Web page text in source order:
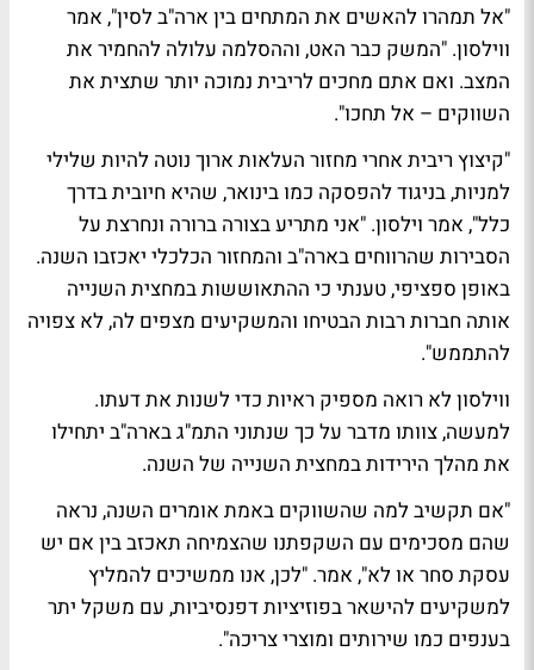
"אל תמהרו להאשים את המתחים בין ארה"ב לסין", אמר
ווילסון. "המשק כבר האט, וההסלמה עלולה להחמיר את
המצב. ואם אתם מחכים לריבית נמוכה יותר שתצית את
השווקים – אל תחכו".
"קיצוץ ריבית אחרי מחזור העלאות ארוך נוטה להיות שלילי
למניות, בניגוד להפסקה כמו בינואר, שהיא חיובית בדרך
כלל", אמר וילסון. "אני מתריע בצורה ברורה ונחרצת על
הסבירות שהרווחים בארה"ב והמחזור הכלכלי יאכזבו השנה.
באופן ספציפי, טענתי כי ההתאוששות במחצית השנייה
אותה חברות רבות הבטיחו והמשקיעים מצפים לה, לא צפויה
להתממש".
ווילסון לא רואה מספיק ראיות כדי לשנות את דעתו.
למעשה, צוותו מדבר על כך שנתוני התמ"ג בארה"ב יתחילו
את מהלך הירידות במחצית השנייה של השנה.
"אם תקשיב למה שהשווקים באמת אומרים השנה, נראה
שהם מסכימים עם השקפתנו שהצמיחה תאכזב בין אם יש
עסקת סחר או לא", אמר. "לכן, אנו ממשיכים להמליץ
למשקיעים להישאר בפוזיציות דפנסיביות, עם משקל יתר
בענפים כמו שירותים ומוצרי צריכה".